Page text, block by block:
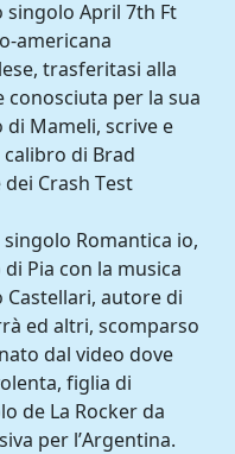
singolo April 7th Ft
americana
trasferitasi alla
conosciuta per la sua
Mameli, scrive e
di Brad
Crash Test
Romantica io,
Pia con la musica
Castellari, autore di
ed altri, scomparso
dal video dove
figlia di
de La Rocker da
per l’Argentina.